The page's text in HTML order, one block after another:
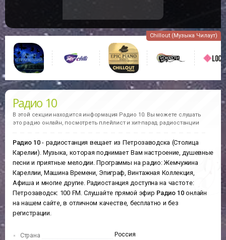
Chillout (Музыка Чилаут)
Радио 10
В этой секции находится информация Радио 10. Вы можете слушать
это радио онлайн, посмотреть плейлист и хит-парад радиостанции
Радио 10- радиостанция вещает из Петрозаводска (Столица
Каре­лии). Музыка, которая поднимает Вам настроение, душевные
песни и приятные мелодии. Программы на радио: Жемчужина
Кареллии, Машина Времени, Эпиграф, Винтажная Коллекция,
Афиша и многие другие. Радиостанция доступна на частоте:
Петрозаводск: 100 FM. Слушайте прямой эфир Радио 10онлайн
на нашем сайте, в отличном качестве, бесплатно и без
регистрации.
Страна
Россия